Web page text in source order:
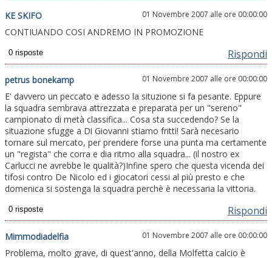
KE SKIFO 01 Novembre 2007 alle ore 00:00:00
CONTIUANDO COSI ANDREMO IN PROMOZIONE
Rispondi
petrus bonekamp 01 Novembre 2007 alle ore 00:00:00
E' davvero un peccato e adesso la situzione si fa pesante. Eppure
la squadra sembrava attrezzata e preparata per un "sereno"
campionato di metà classifica... Cosa sta succedendo? Se la
situazione sfugge a Di Giovanni stiamo fritti! Sarà necesario
tornare sul mercato, per prendere forse una punta ma certamente
un "regista" che corra e dia ritmo alla squadra... (il nostro ex
Carlucci ne avrebbe le qualità?)Infine spero che questa vicenda dei
tifosi contro De Nicolo ed i giocatori cessi al più presto e che
domenica si sostenga la squadra perchè è necessaria la vittoria.
Rispondi
Mimmodiadelfia 01 Novembre 2007 alle ore 00:00:00
Problema, molto grave, di quest'anno, della Molfetta calcio è